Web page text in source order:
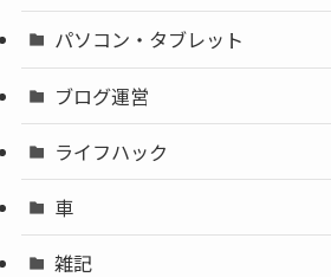
パソコン・タブレット
ブログ運営
ライフハック
車
雑記